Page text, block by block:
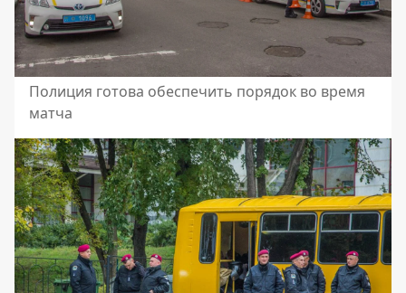
Полиция готова обеспечить порядок во время
матча